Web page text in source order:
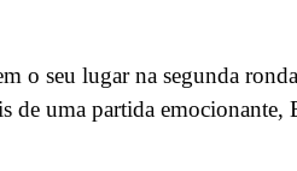
o seu lugar na segunda
de uma partida emocionante,